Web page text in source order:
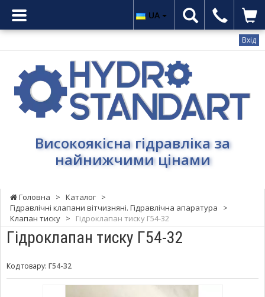
Вхід
Гідростандарт
Високоякісна
гідравліка
цінамиВисокоякісна гідравліка за
найнижчими цінами
UA
Головна > Каталог >
Гідравлічні клапани вітчизняні. Гідравлічна апаратура
>
Клапан тиску > Гідроклапан тиску Г54-32
Гідроклапан тиску Г54-32
Код товару: Г54-32